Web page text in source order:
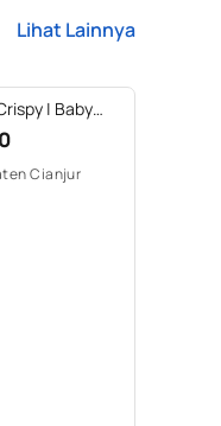
Lihat Lainnya
| Baby
Balado
Bergizi
Cianjur